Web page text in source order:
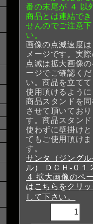
番の末尾が ４ 以
商品とは連結で
せんのでご注意
い。
画像の点滅速度
メージです。実
点滅は拡大画像
ージでご確認く
い。商品を立て
使用頂けるよう
商品スタンドを
させて頂いてお
す。商品スタン
使わずに壁掛け
てもご使用頂けま
す。
サンタ（ジング
ル） ＤＣＨ-０１
４ 拡大画像のペ
はこちらをクリ
して下さい。